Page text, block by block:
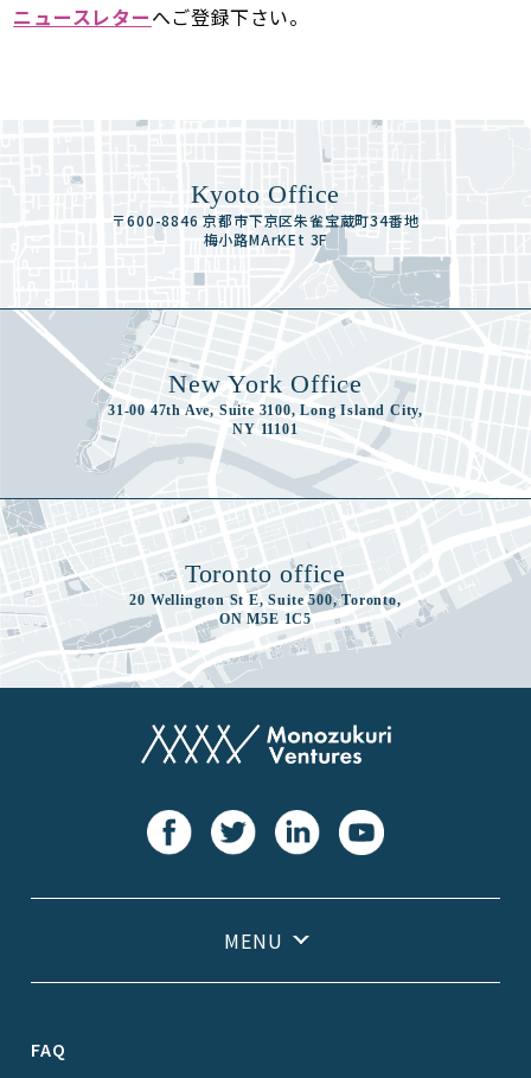
ニュースレターへご登録下さい。
Kyoto Office
〒600-8846 京都市下京区朱雀宝蔵町34番地
梅小路MArKEt 3F
New York Office
31-00 47th Ave, Suite 3100, Long Island City,
NY 11101
Toronto office
20 Wellington St E, Suite 500, Toronto,
ON M5E 1C5
FAQ